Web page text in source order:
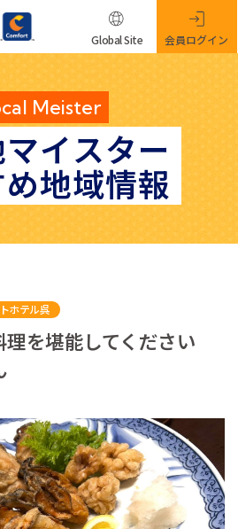
Meister
イスター
地域情報
Global Site 会員ログイン
ホテル呉
を堪能してください